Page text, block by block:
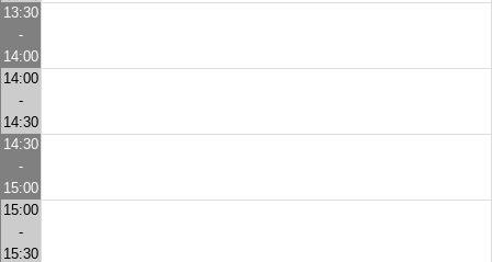
13:30
-
14:00
14:00
-
14:30
14:30
-
15:00
15:00
-
15:30